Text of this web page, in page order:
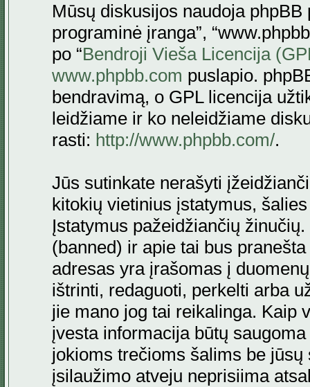
Mūsų diskusijos naudoja phpBB
programinė įranga”,
po “Bendroji Vieša Licencija
www.phpbb.com puslapio.
bendravimą, o GPL licencija
leidžiame ir ko neleidžiame
rasti: http://www.phpbb.com/.
Jūs sutinkate nerašyti
kitokių vietinius įstatymus,
Įstatymus pažeidžiančių
(banned) ir apie tai bus
adresas yra įrašomas į
ištrinti, redaguoti, perkelti arba
jie mano jog tai reikalinga. Kaip
įvesta informacija būtų
jokioms trečioms šalims be jūsų
įsilaužimo atveju neprisiima